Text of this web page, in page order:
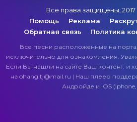
Все права защищены, 2017 -
Помощь
Реклама
Обратная связь
Политика
Все песни расположенные на
исключительно для ознакомления.
Если Вы нашли на сайте Ваш контент, и
на ohang.tj@mail.ru | Наш плеер
Андройде и IOS